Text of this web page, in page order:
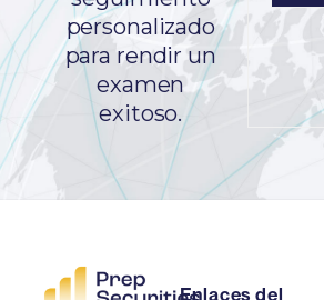
personalizado
para rendir un
examen
exitoso.
Enlaces del